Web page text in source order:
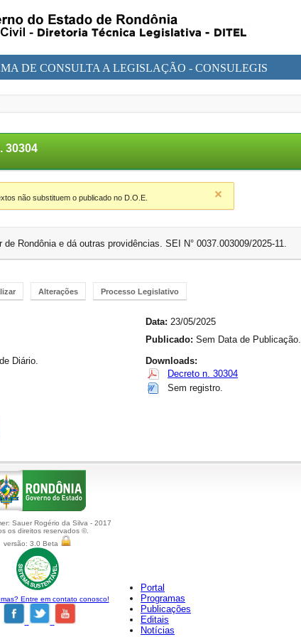
DE CONSULTA A LEGISLAÇÃO - CONSULEGIS
30304
não substituem o publicado no D.O.E.
Rondônia e dá outras providências. SEI N° 0037.003009/2025-11.
Alterações Processo Legislativo
Data: 23/05/2025
Publicado: Sem Data de Publicação.
Diário.
Downloads:
Decreto n. 30304
Sem registro.
Sauer Rogério da Silva - 2017
os direitos reservados ©.
versão: 3.0 Beta
Entre em contato conosco!
Portal
Programas
Publicações
Editais
Notícias